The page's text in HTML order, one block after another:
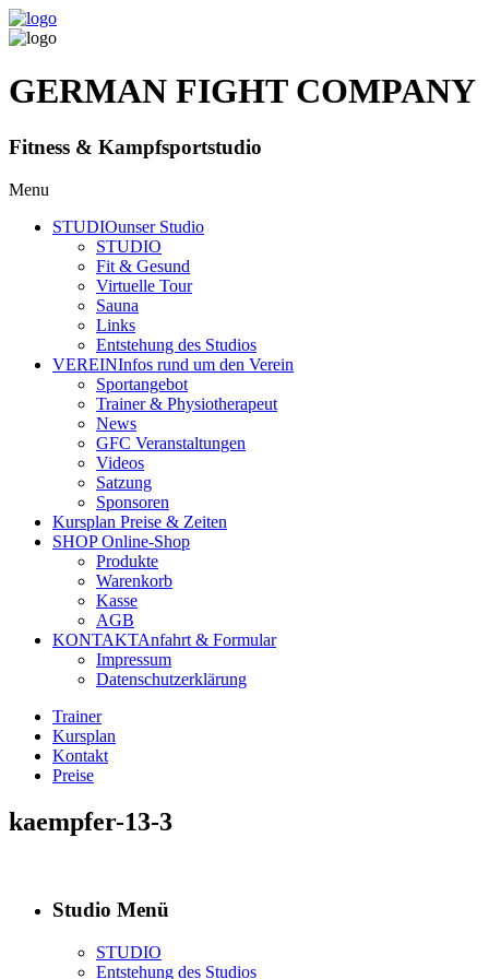
GERMAN FIGHT COMPANY
Fitness & Kampfsportstudio
Menu
STUDIOunser Studio
STUDIO
Fit & Gesund
Virtuelle Tour
Sauna
Links
Entstehung des Studios
VEREINInfos rund um den Verein
Sportangebot
Trainer& Physiotherapeut
News
GFC Veranstaltungen
Videos
Satzung
Sponsoren
Kursplan Preise & Zeiten
SHOPOnline-Shop
Produkte
Warenkorb
Kasse
AGB
KONTAKTAnfahrt & Formular
Impressum
Datenschutzerklärung
Trainer
Kursplan
Kontakt
Preise
kaempfer-13-3
Studio Menü
STUDIO
Entstehung des Studios